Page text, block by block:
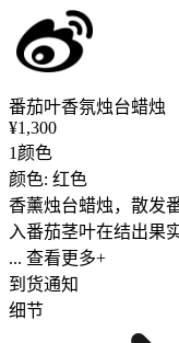
番茄叶香氛烛台蜡烛
¥1,300
1颜色
颜色: 红色
香薰烛台蜡烛，散发
入番茄茎叶在结出果
... 查看更多+
到货通知
细节